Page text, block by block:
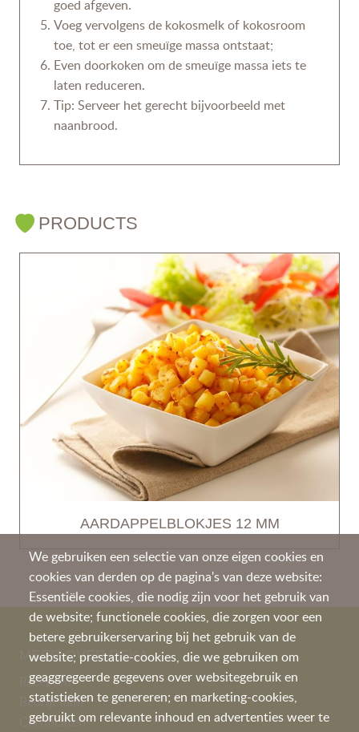
goed afgeven.
Voeg vervolgens de kokosmelk of kokosroom
toe, tot er een smeuïge massa ontstaat;
Even doorkoken om de smeuïge massa iets te
laten reduceren.
Tip: Serveer het gerecht bijvoorbeeld met
naanbrood.
PRODUCTS
AARDAPPELBLOKJES 12 MM
We gebruiken een selectie van onze eigen cookies en
cookies van derden op de pagina's van deze website:
Essentiële cookies, die nodig zijn voor het gebruik van
de website; functionele cookies, die zorgen voor een
betere gebruikerservaring bij het gebruik van de
website; prestatie-cookies, die we gebruiken om
geaggregeerde gegevens over websitegebruik en
statistieken te genereren; en marketing-cookies,
gebruikt om relevante inhoud en advertenties weer te
MEER OVER PEKA
Recepten
Bedrijfsfilm
Certificaten